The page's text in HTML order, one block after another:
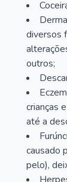
diversos
outros;
crianças
até a
causado
pelo),